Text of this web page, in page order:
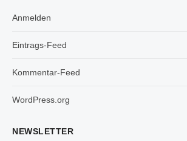
Anmelden
Eintrags-Feed
Kommentar-Feed
WordPress.org
NEWSLETTER